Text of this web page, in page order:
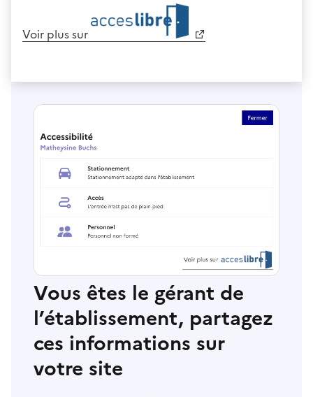
Voir plus sur
Vous êtes le gérant de
l’établissement, partagez
ces informations sur
votre site